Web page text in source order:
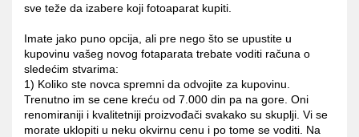
sve teže da izabere koji fotoaparat kupiti.
Imate jako puno opcija, ali pre nego što se upustite u
kupovinu vašeg novog fotaparata trebate voditi računa o
sledećim stvarima:
1) Koliko ste novca spremni da odvojite za kupovinu.
Trenutno im se cene kreću od 7.000 din pa na gore. Oni
renomiraniji i kvalitetniji proizvođači svakako su skuplji. Vi se
morate uklopiti u neku okvirnu cenu i po tome se voditi. Na